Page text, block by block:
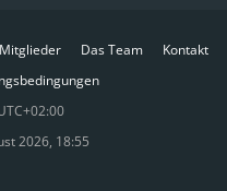
Mitglieder Das Team
Kontakt
2026, 18:55